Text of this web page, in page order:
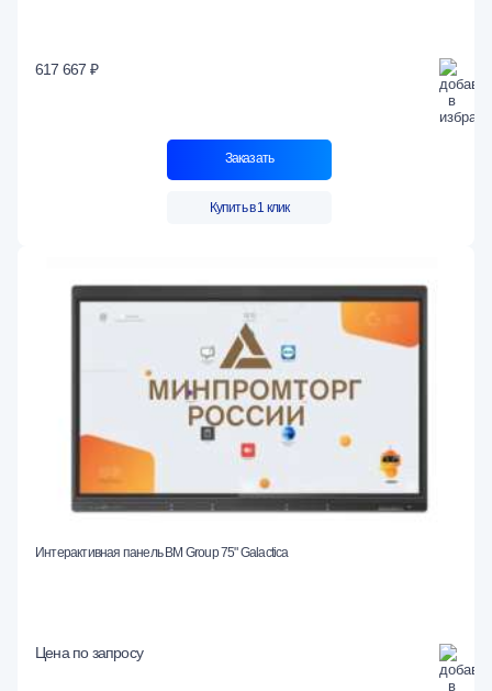
617 667 ₽
Заказать
Купить в 1 клик
Интерактивная панель BM Group 75" Galactica
Цена по запросу